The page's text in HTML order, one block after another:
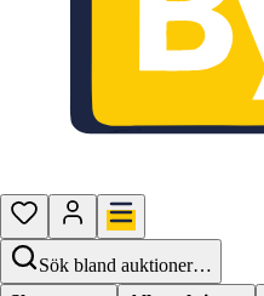
Sök bland auktioner…